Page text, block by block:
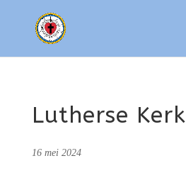
Lutherse Kerk
16 mei 2024